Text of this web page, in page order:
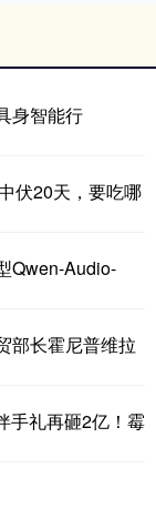
身智能行
伏20天，要吃哪
Qwen-Audio-
部长霍尼普维拉
手礼再砸2亿！霉